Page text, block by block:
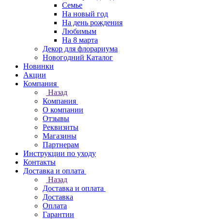
Семье
На новый год
На день рождения
Любимым
На 8 марта
Декор для флорариума
Новогодний Каталог
Новинки
Акции
Компания
Назад
Компания
О компании
Отзывы
Реквизиты
Магазины
Партнерам
Инструкции по уходу
Контакты
Доставка и оплата
Назад
Доставка и оплата
Доставка
Оплата
Гарантии